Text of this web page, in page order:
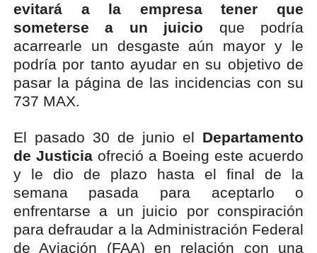
evitará a la empresa tener que
someterse a un juicio que podría
acarrearle un desgaste aún mayor y le
podría por tanto ayudar en su objetivo de
pasar la página de las incidencias con su
737 MAX.
El pasado 30 de junio el Departamento
de Justiciaofreció a Boeing este acuerdo
y le dio de plazo hasta el final de la
semana pasada para aceptarlo o
enfrentarse a un juicio por conspiración
para defraudar a la Administración Federal
de Aviación (FAA) en relación con una